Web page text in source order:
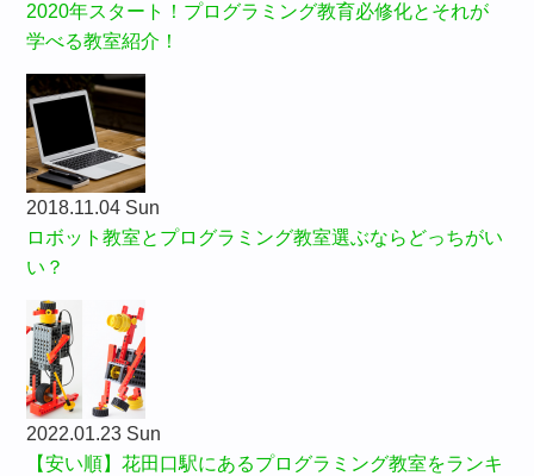
2020年スタート！プログラミング教育必修化とそれが
学べる教室紹介！
2018.11.04 Sun
ロボット教室とプログラミング教室選ぶならどっちがい
い？
2022.01.23 Sun
【安い順】花田口駅にあるプログラミング教室をランキ